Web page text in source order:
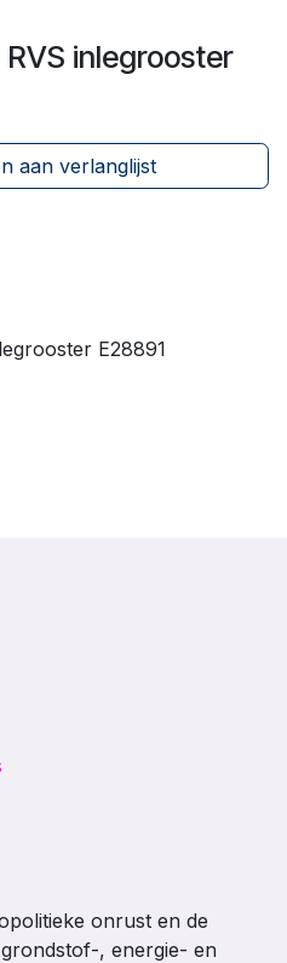
inlegrooster
aan verlanglijst
E28891
onrust en de
, energie- en